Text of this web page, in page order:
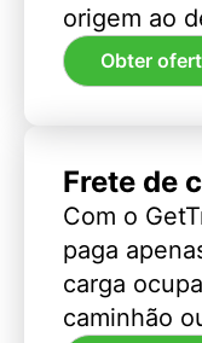
origem ao
Obter
Frete de
Com o
paga
carga
caminhão